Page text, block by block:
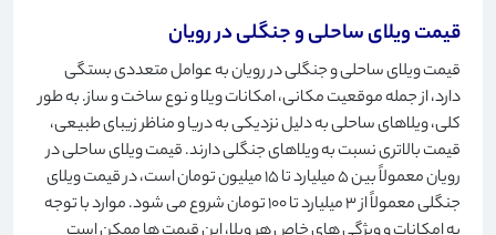
قیمت ویلای ساحلی و جنگلی در رویان
قیمت ویلای ساحلی و جنگلی در رویان به عوامل متعددی بستگی
دارد، از جمله موقعیت مکانی، امکانات ویلا و نوع ساخت و ساز. به طور
کلی، ویلاهای ساحلی به دلیل نزدیکی به دریا و مناظر زیبای طبیعی،
قیمت بالاتری نسبت به ویلاهای جنگلی دارند. قیمت ویلای ساحلی در
رویان معمولاً بین 5 میلیارد تا 15 میلیون تومان است، در قیمت ویلای
جنگلی معمولاً از 3 میلیارد تا 100 تومان شروع می شود. موارد با توجه